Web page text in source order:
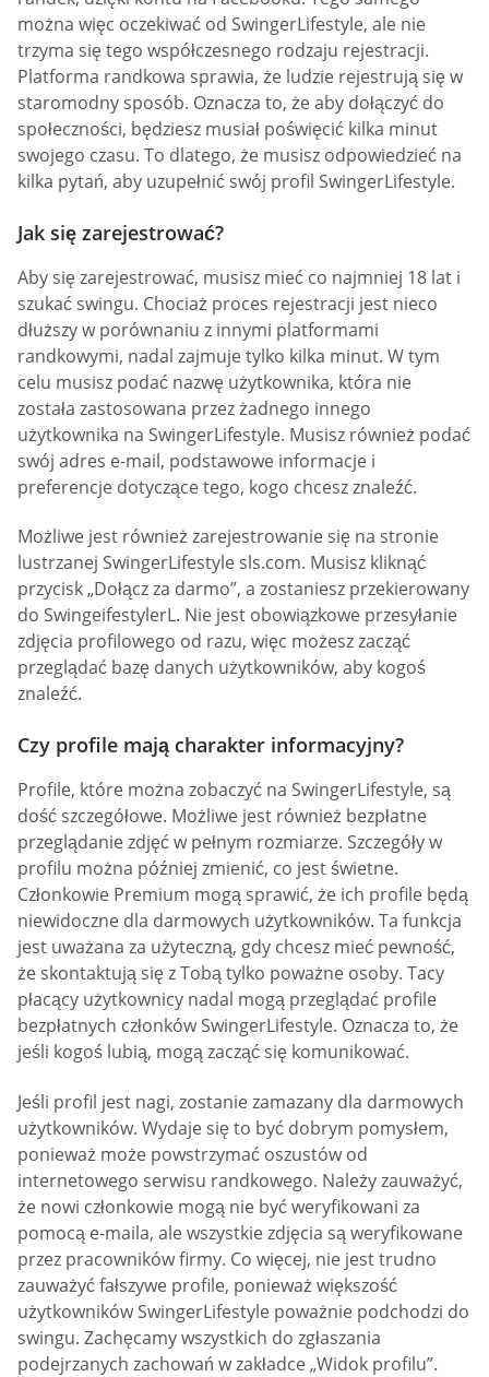
można więc oczekiwać od SwingerLifestyle, ale nie
trzyma się tego współczesnego rodzaju rejestracji.
Platforma randkowa sprawia, że ludzie rejestrują się w
staromodny sposób. Oznacza to, że aby dołączyć do
społeczności, będziesz musiał poświęcić kilka minut
swojego czasu. To dlatego, że musisz odpowiedzieć na
kilka pytań, aby uzupełnić swój profil SwingerLifestyle.
Jak się zarejestrować?
Aby się zarejestrować, musisz mieć co najmniej 18 lat i
szukać swingu. Chociaż proces rejestracji jest nieco
dłuższy w porównaniu z innymi platformami
randkowymi, nadal zajmuje tylko kilka minut. W tym
celu musisz podać nazwę użytkownika, która nie
została zastosowana przez żadnego innego
użytkownika na SwingerLifestyle. Musisz również podać
swój adres e-mail, podstawowe informacje i
preferencje dotyczące tego, kogo chcesz znaleźć.
Możliwe jest również zarejestrowanie się na stronie
lustrzanej SwingerLifestyle sls.com. Musisz kliknąć
przycisk „Dołącz za darmo”, a zostaniesz przekierowany
do SwingeifestylerL. Nie jest obowiązkowe przesyłanie
zdjęcia profilowego od razu, więc możesz zacząć
przeglądać bazę danych użytkowników, aby kogoś
znaleźć.
Czy profile mają charakter informacyjny?
Profile, które można zobaczyć na SwingerLifestyle, są
dość szczegółowe. Możliwe jest również bezpłatne
przeglądanie zdjęć w pełnym rozmiarze. Szczegóły w
profilu można później zmienić, co jest świetne.
Członkowie Premium mogą sprawić, że ich profile będą
niewidoczne dla darmowych użytkowników. Ta funkcja
jest uważana za użyteczną, gdy chcesz mieć pewność,
że skontaktują się z Tobą tylko poważne osoby. Tacy
płacący użytkownicy nadal mogą przeglądać profile
bezpłatnych członków SwingerLifestyle. Oznacza to, że
jeśli kogoś lubią, mogą zacząć się komunikować.
Jeśli profil jest nagi, zostanie zamazany dla darmowych
użytkowników. Wydaje się to być dobrym pomysłem,
ponieważ może powstrzymać oszustów od
internetowego serwisu randkowego. Należy zauważyć,
że nowi członkowie mogą nie być weryfikowani za
pomocą e-maila, ale wszystkie zdjęcia są weryfikowane
przez pracowników firmy. Co więcej, nie jest trudno
zauważyć fałszywe profile, ponieważ większość
użytkowników SwingerLifestyle poważnie podchodzi do
swingu. Zachęcamy wszystkich do zgłaszania
podejrzanych zachowań w zakładce „Widok profilu”.